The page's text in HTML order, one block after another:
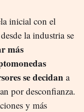
inicial con el
la industria se
más
se decidan a
por desconfianza.
y más